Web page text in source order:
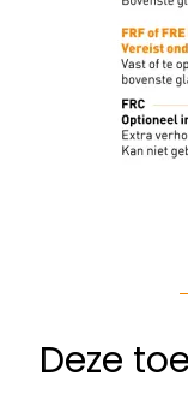
Deze